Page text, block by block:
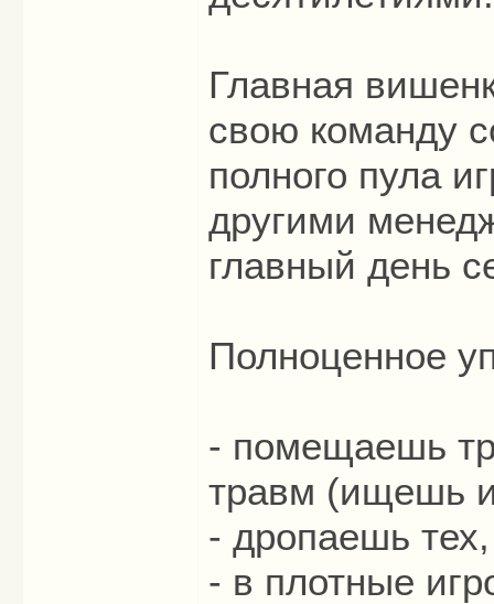
Главная
свою команду
полного пула
другими
главный день
Полноценное
- помещаешь
травм (ищешь
- дропаешь
- в плотные